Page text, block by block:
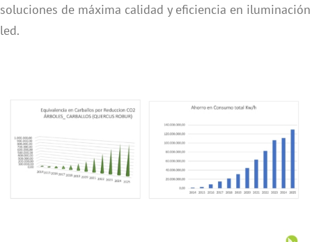
soluciones de máxima calidad y eficiencia en iluminación
led.